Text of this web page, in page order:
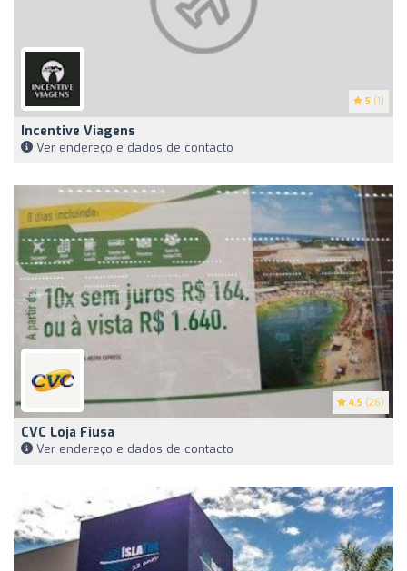
5 (1)
Incentive Viagens
Ver endereço e dados de contacto
4.5 (26)
CVC Loja Fiusa
Ver endereço e dados de contacto